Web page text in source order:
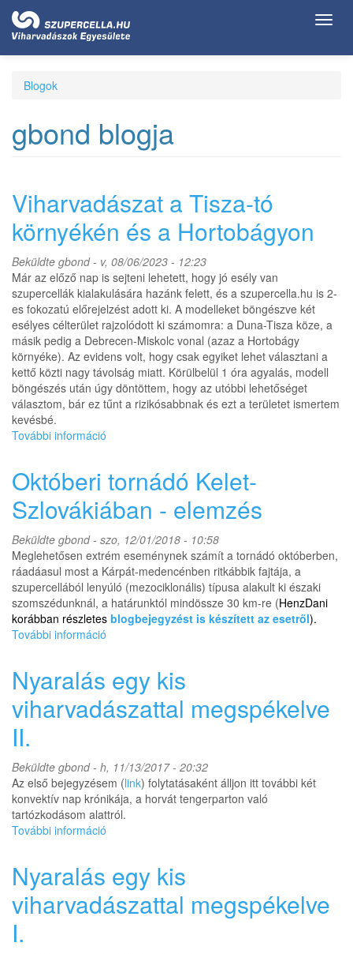
Ugrás
tartalomra
Blogok
gbond blogja
Viharvadászat a Tisza-tó
környékén és a Hortobágyon
Beküldte gbond- v, 08/06/2023 - 12:23
Már az előző nap is sejteni lehetett, hogy jó esély van
szupercellák kialakulására hazánk felett, és a szupercella.hu is 2-
es fokozatú előrejelzést adott ki. A modelleket böngészve két
esélyes célterület rajzolódott ki számomra: a Duna-Tisza köze, a
másik pedig a Debrecen-Miskolc vonal (azaz a Hortobágy
környéke). Az evidens volt, hogy csak egyiket lehet választani a
kettő közti nagy távolság miatt. Körülbelül 1 óra agyalás, modell
böngészés után úgy döntöttem, hogy az utóbbi lehetőséget
választom, bár ez tűnt a rizikósabbnak és ezt a területet ismertem
kevésbé.
További információ
tó
környékén
és
Hortobágyon
tartalommal
kapcsolatosan
Októberi tornádó Kelet-
Szlovákiában - elemzés
Beküldte gbond- szo, 12/01/2018 - 10:58
Meglehetősen extrém eseménynek számít a tornádó októberben,
ráadáasul most a Kárpát-medencénben ritkábbik fajtája, a
szupercellából lenyúló (mezociklonális) típusa alakult ki északi
szomszédunknál, a határunktól mindössze 30 km-re (HenzDani
korábban részletes blogbejegyzést is készített az esetről).
További információ
Szlovákiában
-
elemzés
Nyaralás egy kis
viharvadászattal megspékelve
II.
Beküldte gbond- h, 11/13/2017 - 20:32
Az első bejegyzésem (link) folytatásaként álljon itt további két
konvektív nap krónikája, a horvát tengerparton való
tartózkodásom alattról.
További információ
viharvadászattal
megspékelve
II.
Nyaralás egy kis
viharvadászattal megspékelve
I.